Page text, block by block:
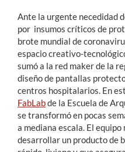
Ante la urgente necedidad
por insumos críticos de
brote mundial de
espacio creativo-
sumó a la red maker de la
diseño de pantallas
centros hospitalarios. En
FabLabde la Escuela de
se transformó en pocas
a mediana escala. El
desarrollar un producto de